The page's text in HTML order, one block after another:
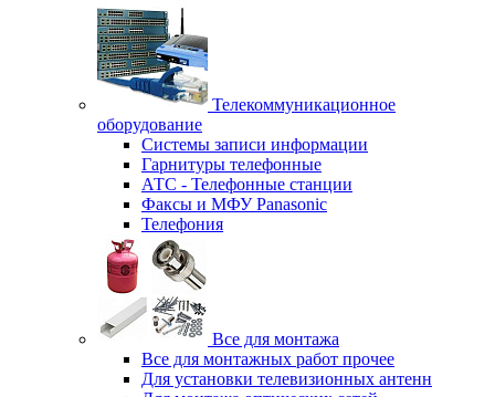
Телекоммуникационное
оборудование
Системы записи информации
Гарнитуры телефонные
АТС - Телефонные станции
Факсы и МФУ Panasonic
Телефония
Все для монтажа
Все для монтажных работ прочее
Для установки телевизионных антенн